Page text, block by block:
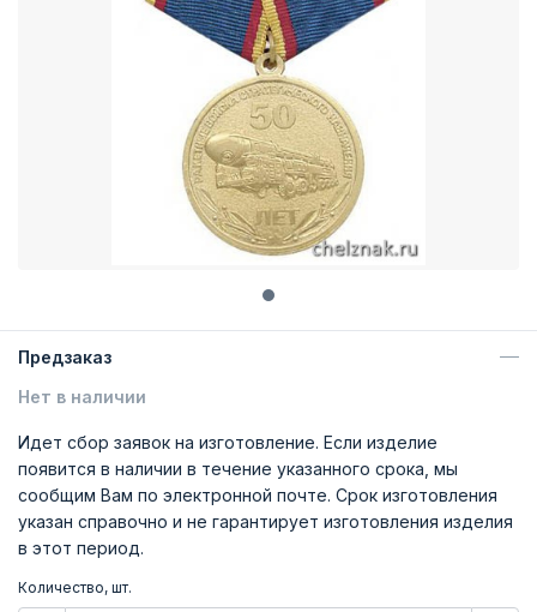
Предзаказ
Нет в наличии
Идет сбор заявок на изготовление. Если изделие
появится в наличии в течение указанного срока, мы
сообщим Вам по электронной почте. Срок изготовления
указан справочно и не гарантирует изготовления изделия
в этот период.
Количество, шт.